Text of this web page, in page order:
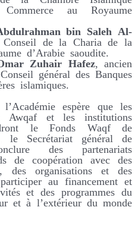
au Royaume
bin Saleh Al-
Conseil de la Charia de la
d’Arabie saoudite.
Zuhair Hafez , ancien
général des Banques
islamiques.
espère que les
Awqaf et les institutions
le Fonds Waqf de
le Secrétariat général de
des partenariats
de coopération avec des
des organisations et des
au financement et
et des programmes du
et à l’extérieur du monde